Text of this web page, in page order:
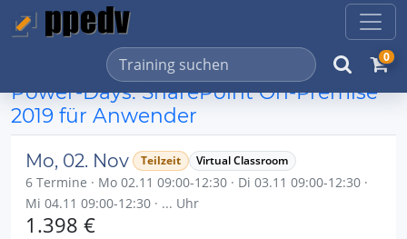
0
Power-Days: SharePoint On-Premise
2019 für Anwender
Mo, 02. Nov Teilzeit Virtual Classroom
6 Termine · Mo 02.11 09:00-12:30 · Di 03.11 09:00-12:30 ·
Mi 04.11 09:00-12:30 · ... Uhr
1.398 €